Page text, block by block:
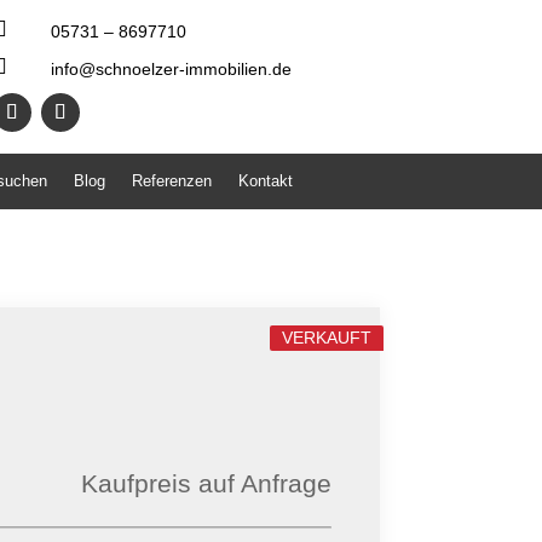
05731 – 8697710
info@schnoelzer-immobilien.de
Blog Referenzen Kontakt
VERKAUFT
Kaufpreis auf Anfrage